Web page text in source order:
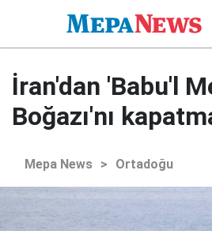
İran'dan 'Babu'l
Boğazı'nı
Mepa News > Ortadoğu